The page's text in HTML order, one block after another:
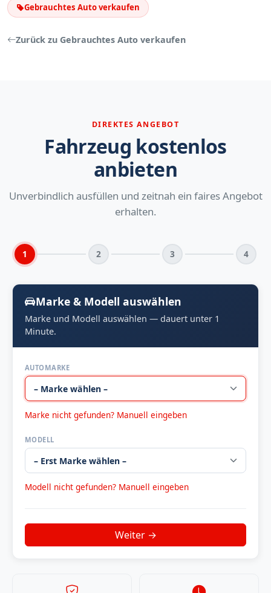
Gebrauchtes Auto verkaufen
Zurück zu Gebrauchtes Auto verkaufen
DIREKTES ANGEBOT
Fahrzeug kostenlos
anbieten
Unverbindlich ausfüllen und zeitnah ein faires Angebot
erhalten.
1 2 3 4
Marke & Modell auswählen
Marke und Modell auswählen — dauert unter 1
Minute.
AUTOMARKE
Marke nicht gefunden? Manuell eingeben
MODELL
Modell nicht gefunden? Manuell eingeben